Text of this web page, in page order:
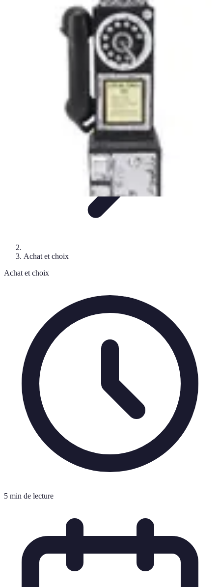
Chocolats de Pâques
Saveurs et Variétés
Décoration et
Chocolats BioRecettes et DIY
Achat et choix
Achat et choix
5 min de lecture